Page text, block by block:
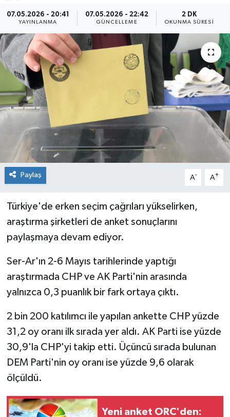
07.05.2026 - 20:41
YAYINLANMA
07.05.2026 - 22:42
GÜNCELLEME
2 DK
OKUNMA SÜRESI
Paylaş A- A+
Türkiye'de erken seçim çağrıları yükselirken,
araştırma şirketleri de anket sonuçlarını
paylaşmaya devam ediyor.
Ser-Ar'ın 2-6 Mayıs tarihlerinde yaptığı
araştırmada CHP ve AK Parti'nin arasında
yalnızca 0,3 puanlık bir fark ortaya çıktı.
2 bin 200 katılımcı ile yapılan ankette CHP yüzde
31,2 oy oranı ilk sırada yer aldı. AK Parti ise yüzde
30,9'la CHP'yi takip etti. Üçüncü sırada bulunan
DEM Parti'nin oy oranı ise yüzde 9,6 olarak
ölçüldü.
Yeni anket ORC'den: